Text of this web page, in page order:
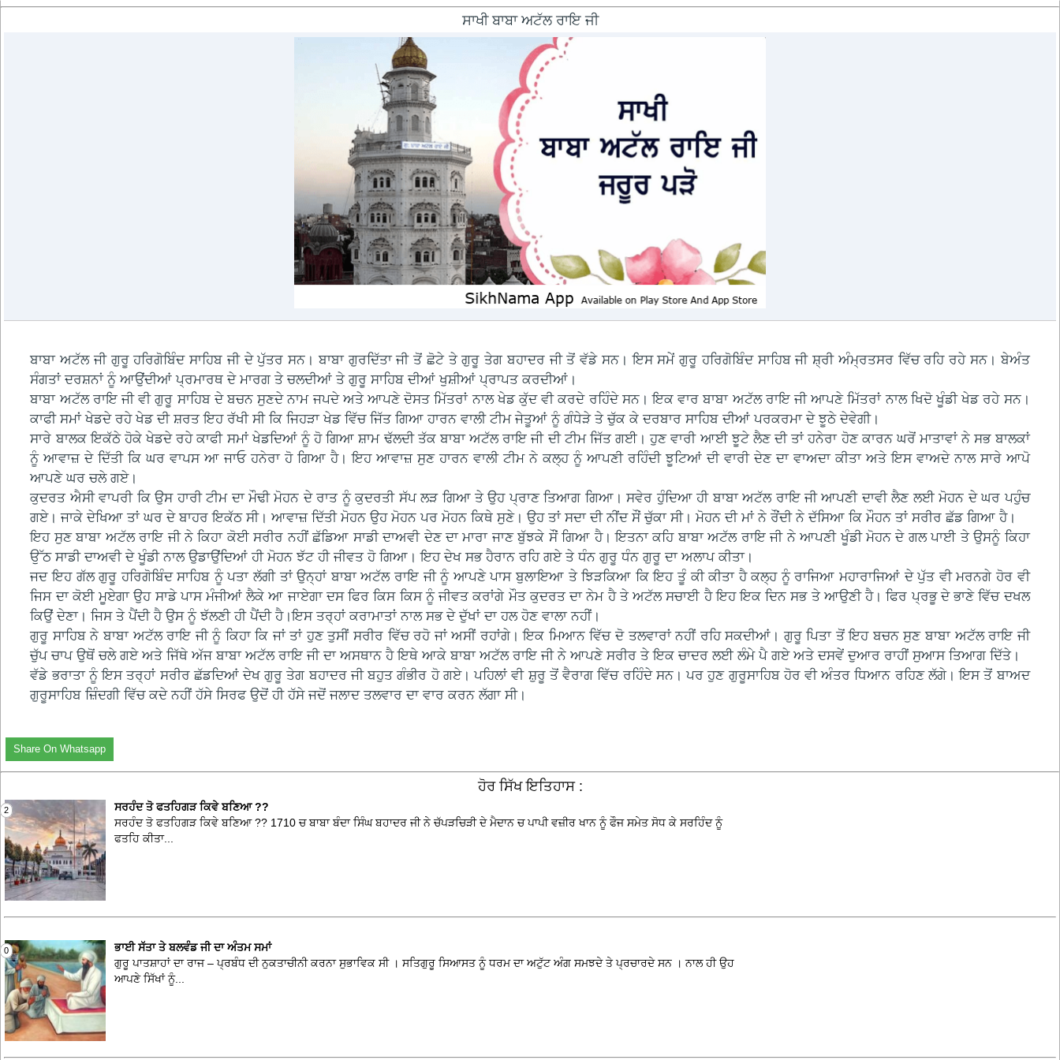
ਸਾਖੀ ਬਾਬਾ ਅਟੱਲ ਰਾਇ ਜੀ
ਬਾਬਾ ਅਟੱਲ ਜੀ ਗੁਰੂ ਹਰਿਗੋਬਿੰਦ ਸਾਹਿਬ ਜੀ ਦੇ ਪੁੱਤਰ ਸਨ। ਬਾਬਾ ਗੁਰਦਿੱਤਾ ਜੀ ਤੋਂ ਛੋਟੇ ਤੇ ਗੁਰੂ ਤੇਗ ਬਹਾਦਰ ਜੀ ਤੋਂ ਵੱਡੇ ਸਨ। ਇਸ ਸਮੇਂ ਗੁਰੂ ਹਰਿਗੋਬਿੰਦ ਸਾਹਿਬ ਜੀ ਸ਼੍ਰੀ ਅੰਮ੍ਰਤਸਰ ਵਿੱਚ ਰਹਿ ਰਹੇ ਸਨ। ਬੇਅੰਤ
ਸੰਗਤਾਂ ਦਰਸ਼ਨਾਂ ਨੂੰ ਆਉਂਦੀਆਂ ਪ੍ਰਮਾਰਥ ਦੇ ਮਾਰਗ ਤੇ ਚਲਦੀਆਂ ਤੇ ਗੁਰੂ ਸਾਹਿਬ ਦੀਆਂ ਖੁਸ਼ੀਆਂ ਪ੍ਰਾਪਤ ਕਰਦੀਆਂ।
ਬਾਬਾ ਅਟੱਲ ਰਾਇ ਜੀ ਵੀ ਗੁਰੂ ਸਾਹਿਬ ਦੇ ਬਚਨ ਸੁਣਦੇ ਨਾਮ ਜਪਦੇ ਅਤੇ ਆਪਣੇ ਦੋਸਤ ਮਿੱਤਰਾਂ ਨਾਲ ਖੇਡ ਕੁੱਦ ਵੀ ਕਰਦੇ ਰਹਿੰਦੇ ਸਨ। ਇਕ ਵਾਰ ਬਾਬਾ ਅਟੱਲ ਰਾਇ ਜੀ ਆਪਣੇ ਮਿੱਤਰਾਂ ਨਾਲ ਖਿਦੋ ਖੂੰਡੀ ਖੇਡ ਰਹੇ ਸਨ।
ਕਾਫੀ ਸਮਾਂ ਖੇਡਦੇ ਰਹੇ ਖੇਡ ਦੀ ਸ਼ਰਤ ਇਹ ਰੱਖੀ ਸੀ ਕਿ ਜਿਹੜਾ ਖੇਡ ਵਿੱਚ ਜਿੱਤ ਗਿਆ ਹਾਰਨ ਵਾਲੀ ਟੀਮ ਜੇਤੂਆਂ ਨੂੰ ਗੰਧੇੜੇ ਤੇ ਚੁੱਕ ਕੇ ਦਰਬਾਰ ਸਾਹਿਬ ਦੀਆਂ ਪਰਕਰਮਾ ਦੇ ਝੂਠੇ ਦੇਵੇਗੀ।
ਸਾਰੇ ਬਾਲਕ ਇਕੱਠੇ ਹੋਕੇ ਖੇਡਦੇ ਰਹੇ ਕਾਫੀ ਸਮਾਂ ਖੇਡਦਿਆਂ ਨੂੰ ਹੋ ਗਿਆ ਸ਼ਾਮ ਢੱਲਦੀ ਤੱਕ ਬਾਬਾ ਅਟੱਲ ਰਾਇ ਜੀ ਦੀ ਟੀਮ ਜਿੱਤ ਗਈ। ਹੁਣ ਵਾਰੀ ਆਈ ਝੂਟੇ ਲੈਣ ਦੀ ਤਾਂ ਹਨੇਰਾ ਹੋਣ ਕਾਰਨ ਘਰੋਂ ਮਾਤਾਵਾਂ ਨੇ ਸਭ ਬਾਲਕਾਂ
ਨੂੰ ਆਵਾਜ਼ ਦੇ ਦਿੱਤੀ ਕਿ ਘਰ ਵਾਪਸ ਆ ਜਾਓ ਹਨੇਰਾ ਹੋ ਗਿਆ ਹੈ। ਇਹ ਆਵਾਜ਼ ਸੁਣ ਹਾਰਨ ਵਾਲੀ ਟੀਮ ਨੇ ਕਲ੍ਹ ਨੂੰ ਆਪਣੀ ਰਹਿੰਦੀ ਝੂਟਿਆਂ ਦੀ ਵਾਰੀ ਦੇਣ ਦਾ ਵਾਅਦਾ ਕੀਤਾ ਅਤੇ ਇਸ ਵਾਅਦੇ ਨਾਲ ਸਾਰੇ ਆਪੋ
ਆਪਣੇ ਘਰ ਚਲੇ ਗਏ।
ਕੁਦਰਤ ਐਸੀ ਵਾਪਰੀ ਕਿ ਉਸ ਹਾਰੀ ਟੀਮ ਦਾ ਮੌਢੀ ਮੋਹਨ ਦੇ ਰਾਤ ਨੂੰ ਕੁਦਰਤੀ ਸੱਪ ਲੜ ਗਿਆ ਤੇ ਉਹ ਪ੍ਰਾਣ ਤਿਆਗ ਗਿਆ। ਸਵੇਰ ਹੁੰਦਿਆ ਹੀ ਬਾਬਾ ਅਟੱਲ ਰਾਇ ਜੀ ਆਪਣੀ ਦਾਵੀ ਲੈਣ ਲਈ ਮੋਹਨ ਦੇ ਘਰ ਪਹੁੰਚ
ਗਏ। ਜਾਕੇ ਦੇਖਿਆ ਤਾਂ ਘਰ ਦੇ ਬਾਹਰ ਇਕੱਠ ਸੀ। ਆਵਾਜ਼ ਦਿੱਤੀ ਮੋਹਨ ਉਹ ਮੋਹਨ ਪਰ ਮੋਹਨ ਕਿਥੇ ਸੁਣੇ। ਉਹ ਤਾਂ ਸਦਾ ਦੀ ਨੀਂਦ ਸੌਂ ਚੁੱਕਾ ਸੀ। ਮੋਹਨ ਦੀ ਮਾਂ ਨੇ ਰੌਂਦੀ ਨੇ ਦੱਸਿਆ ਕਿ ਮੌਹਨ ਤਾਂ ਸਰੀਰ ਛੱਡ ਗਿਆ ਹੈ।
ਇਹ ਸੁਣ ਬਾਬਾ ਅਟੱਲ ਰਾਇ ਜੀ ਨੇ ਕਿਹਾ ਕੋਈ ਸਰੀਰ ਨਹੀਂ ਛੱਡਿਆ ਸਾਡੀ ਦਾਅਵੀ ਦੇਣ ਦਾ ਮਾਰਾ ਜਾਣ ਬੁੱਝਕੇ ਸੌਂ ਗਿਆ ਹੈ। ਇਤਨਾ ਕਹਿ ਬਾਬਾ ਅਟੱਲ ਰਾਇ ਜੀ ਨੇ ਆਪਣੀ ਖੂੰਡੀ ਮੋਹਨ ਦੇ ਗਲ ਪਾਈ ਤੇ ਉਸਨੂੰ ਕਿਹਾ
ਉੱਠ ਸਾਡੀ ਦਾਅਵੀ ਦੇ ਖੂੰਡੀ ਨਾਲ ਉਡਾਉਂਦਿਆਂ ਹੀ ਮੋਹਨ ਝੱਟ ਹੀ ਜੀਵਤ ਹੋ ਗਿਆ। ਇਹ ਦੇਖ ਸਭ ਹੈਰਾਨ ਰਹਿ ਗਏ ਤੇ ਧੰਨ ਗੁਰੂ ਧੰਨ ਗੁਰੂ ਦਾ ਅਲਾਪ ਕੀਤਾ।
ਜਦ ਇਹ ਗੱਲ ਗੁਰੂ ਹਰਿਗੋਬਿੰਦ ਸਾਹਿਬ ਨੂੰ ਪਤਾ ਲੱਗੀ ਤਾਂ ਉਨ੍ਹਾਂ ਬਾਬਾ ਅਟੱਲ ਰਾਇ ਜੀ ਨੂੰ ਆਪਣੇ ਪਾਸ ਬੁਲਾਇਆ ਤੇ ਝਿੜਕਿਆ ਕਿ ਇਹ ਤੂੰ ਕੀ ਕੀਤਾ ਹੈ ਕਲ੍ਹ ਨੂੰ ਰਾਜਿਆ ਮਹਾਰਾਜਿਆਂ ਦੇ ਪੁੱਤ ਵੀ ਮਰਨਗੇ ਹੋਰ ਵੀ
ਜਿਸ ਦਾ ਕੋਈ ਮੂਏਗਾ ਉਹ ਸਾਡੇ ਪਾਸ ਮੰਜੀਆਂ ਲੈਕੇ ਆ ਜਾਏਗਾ ਦਸ ਫਿਰ ਕਿਸ ਕਿਸ ਨੂੰ ਜੀਵਤ ਕਰਾਂਗੇ ਮੌਤ ਕੁਦਰਤ ਦਾ ਨੇਮ ਹੈ ਤੇ ਅਟੱਲ ਸਚਾਈ ਹੈ ਇਹ ਇਕ ਦਿਨ ਸਭ ਤੇ ਆਉਣੀ ਹੈ। ਫਿਰ ਪ੍ਰਭੂ ਦੇ ਭਾਣੇ ਵਿੱਚ ਦਖਲ
ਕਿਉਂ ਦੇਣਾ। ਜਿਸ ਤੇ ਪੈਂਦੀ ਹੈ ਉਸ ਨੂੰ ਝੱਲਣੀ ਹੀ ਪੈਂਦੀ ਹੈ।ਇਸ ਤਰ੍ਹਾਂ ਕਰਾਮਾਤਾਂ ਨਾਲ ਸਭ ਦੇ ਦੁੱਖਾਂ ਦਾ ਹਲ ਹੋਣ ਵਾਲਾ ਨਹੀਂ।
ਗੁਰੂ ਸਾਹਿਬ ਨੇ ਬਾਬਾ ਅਟੱਲ ਰਾਇ ਜੀ ਨੂੰ ਕਿਹਾ ਕਿ ਜਾਂ ਤਾਂ ਹੁਣ ਤੁਸੀਂ ਸਰੀਰ ਵਿੱਚ ਰਹੋ ਜਾਂ ਅਸੀਂ ਰਹਾਂਗੇ। ਇਕ ਮਿਆਨ ਵਿੱਚ ਦੋ ਤਲਵਾਰਾਂ ਨਹੀਂ ਰਹਿ ਸਕਦੀਆਂ। ਗੁਰੂ ਪਿਤਾ ਤੋਂ ਇਹ ਬਚਨ ਸੁਣ ਬਾਬਾ ਅਟੱਲ ਰਾਇ ਜੀ
ਚੁੱਪ ਚਾਪ ਉਥੋਂ ਚਲੇ ਗਏ ਅਤੇ ਜਿੱਥੇ ਅੱਜ ਬਾਬਾ ਅਟੱਲ ਰਾਇ ਜੀ ਦਾ ਅਸਥਾਨ ਹੈ ਇਥੇ ਆਕੇ ਬਾਬਾ ਅਟੱਲ ਰਾਇ ਜੀ ਨੇ ਆਪਣੇ ਸਰੀਰ ਤੇ ਇਕ ਚਾਦਰ ਲਈ ਲੰਮੇ ਪੈ ਗਏ ਅਤੇ ਦਸਵੇਂ ਦੁਆਰ ਰਾਹੀਂ ਸੁਆਸ ਤਿਆਗ ਦਿੱਤੇ।
ਵੱਡੇ ਭਰਾਤਾ ਨੂੰ ਇਸ ਤਰ੍ਹਾਂ ਸਰੀਰ ਛੱਡਦਿਆਂ ਦੇਖ ਗੁਰੂ ਤੇਗ ਬਹਾਦਰ ਜੀ ਬਹੁਤ ਗੰਭੀਰ ਹੋ ਗਏ। ਪਹਿਲਾਂ ਵੀ ਸ਼ੁਰੂ ਤੋਂ ਵੈਰਾਗ ਵਿੱਚ ਰਹਿੰਦੇ ਸਨ। ਪਰ ਹੁਣ ਗੁਰੂਸਾਹਿਬ ਹੋਰ ਵੀ ਅੰਤਰ ਧਿਆਨ ਰਹਿਣ ਲੱਗੇ। ਇਸ ਤੋਂ ਬਾਅਦ
ਗੁਰੂਸਾਹਿਬ ਜ਼ਿੰਦਗੀ ਵਿੱਚ ਕਦੇ ਨਹੀਂ ਹੱਸੇ ਸਿਰਫ ਉਦੋਂ ਹੀ ਹੱਸੇ ਜਦੋਂ ਜਲਾਦ ਤਲਵਾਰ ਦਾ ਵਾਰ ਕਰਨ ਲੱਗਾ ਸੀ।
Share On Whatsapp
ਹੋਰ ਸਿੱਖ ਇਤਿਹਾਸ :
2
ਸਰਹੰਦ ਤੋ ਫਤਹਿਗੜ ਕਿਵੇ ਬਣਿਆ ??
ਸਰਹੰਦ ਤੋ ਫਤਹਿਗੜ ਕਿਵੇ ਬਣਿਆ ?? 1710 ਚ ਬਾਬਾ ਬੰਦਾ ਸਿੰਘ ਬਹਾਦਰ ਜੀ ਨੇ ਚੱਪੜਚਿੜੀ ਦੇ ਮੈਦਾਨ ਚ ਪਾਪੀ ਵਜ਼ੀਰ ਖਾਨ ਨੂੰ ਫੌਜ ਸਮੇਤ ਸੋਧ ਕੇ ਸਰਹਿੰਦ ਨੂੰ
ਫਤਹਿ ਕੀਤਾ...
0
ਭਾਈ ਸੱਤਾ ਤੇ ਬਲਵੰਡ ਜੀ ਦਾ ਅੰਤਮ ਸਮਾਂ
ਗੁਰੂ ਪਾਤਸ਼ਾਹਾਂ ਦਾ ਰਾਜ – ਪ੍ਰਬੰਧ ਦੀ ਨੁਕਤਾਚੀਨੀ ਕਰਨਾ ਸੁਭਾਵਿਕ ਸੀ । ਸਤਿਗੁਰੂ ਸਿਆਸਤ ਨੂੰ ਧਰਮ ਦਾ ਅਟੁੱਟ ਅੰਗ ਸਮਝਦੇ ਤੇ ਪ੍ਰਚਾਰਦੇ ਸਨ । ਨਾਲ ਹੀ ਉਹ
ਆਪਣੇ ਸਿੱਖਾਂ ਨੂੰ...